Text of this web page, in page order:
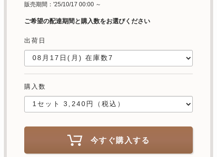
販売期間：'25/10/17 00:00 ～
ご希望の配達期間と購入数をお選びください
出荷日
購入数
今すぐ購入する